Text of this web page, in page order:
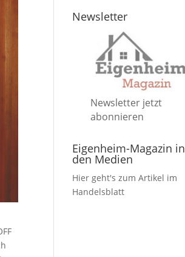
Newsletter
Newsletter jetzt
abonnieren
Eigenheim-Magazin in
den Medien
Hier geht's zum Artikel im
Handelsblatt